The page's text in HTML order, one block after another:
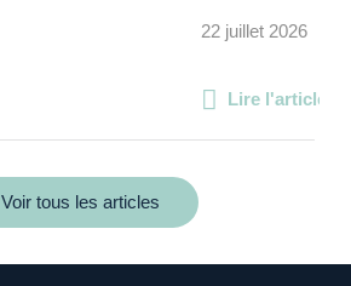
22 juillet 2026
Lire l'article
Voir tous les articles